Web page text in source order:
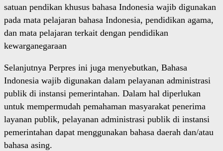
satuan pendikan khusus bahasa Indonesia wajib digunakan
pada mata pelajaran bahasa Indonesia, pendidikan agama,
dan mata pelajaran terkait dengan pendidikan
kewarganegaraan
Selanjutnya Perpres ini juga menyebutkan, Bahasa
Indonesia wajib digunakan dalam pelayanan administrasi
publik di instansi pemerintahan. Dalam hal diperlukan
untuk mempermudah pemahaman masyarakat penerima
layanan publik, pelayanan administrasi publik di instansi
pemerintahan dapat menggunakan bahasa daerah dan/atau
bahasa asing.